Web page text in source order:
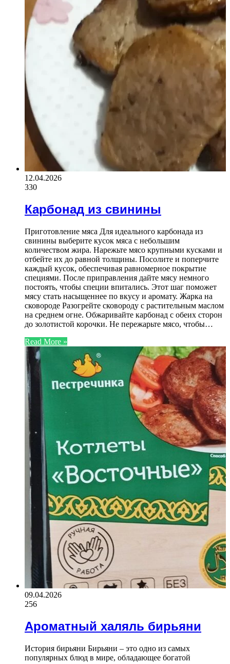
12.04.2026
330
Карбонад из свинины
Приготовление мяса Для идеального карбонада из
свинины выберите кусок мяса с небольшим
количеством жира. Нарежьте мясо крупными кусками и
отбейте их до равной толщины. Посолите и поперчите
каждый кусок, обеспечивая равномерное покрытие
специями. После приправления дайте мясу немного
постоять, чтобы специи впитались. Этот шаг поможет
мясу стать насыщеннее по вкусу и аромату. Жарка на
сковороде Разогрейте сковороду с растительным маслом
на среднем огне. Обжаривайте карбонад с обеих сторон
до золотистой корочки. Не пережарьте мясо, чтобы…
Read More »
09.04.2026
256
Ароматный халяль бирьяни
История бирьяни Бирьяни – это одно из самых
популярных блюд в мире, обладающее богатой